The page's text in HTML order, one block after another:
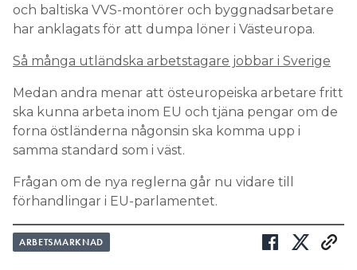
och baltiska VVS-montörer och byggnadsarbetare
har anklagats för att dumpa löner i Västeuropa.
Så många utländska arbetstagare jobbar i Sverige
Medan andra menar att östeuropeiska arbetare fritt
ska kunna arbeta inom EU och tjäna pengar om de
forna östländerna någonsin ska komma upp i
samma standard som i väst.
Frågan om de nya reglerna går nu vidare till
förhandlingar i EU-parlamentet.
ARBETSMARKNAD